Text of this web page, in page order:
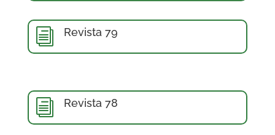
i Revista 79
i Revista 78